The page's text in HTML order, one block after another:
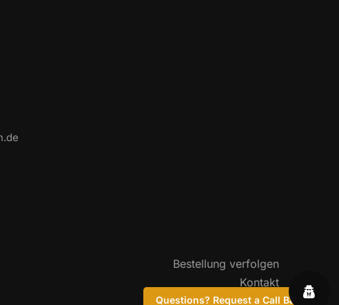
Questions? Request a Call Back
Bestellung verfolgen
Kontakt
FAQ